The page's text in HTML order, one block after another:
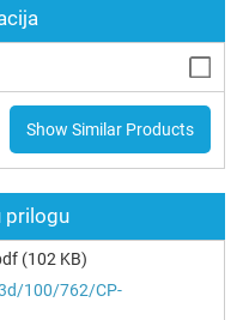
Show Similar Products
prilogu
(102 KB)
100/762/CP-